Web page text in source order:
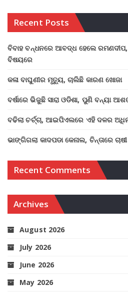
Recent Posts
ବିବାହ ବନ୍ଧନରେ ଆବଦ୍ଧ ହେଲେ ରମଣଦୀପ,
ବିଷୟରେ
କଳା ବାଘୁଣୀର ମୃତ୍ୟୁ, ଚାଲିଛି କାରଣ ଖୋଜା
ବର୍ଷାରେ ଭିଜୁଛି ସାରା ଓଡିଶା, ପୁଣି ବନ୍ୟା
ବଢିଲା ଚର୍ଚ୍ଚା, ଆଇପିଏଲରେ ଏହି ଦଳର
ଭାଙ୍ଗିଗଲା କାଦପଡା କେନାଲ, ଚିନ୍ତାରେ ଚାଷୀ
Recent Comments
Archives
August 2026
July 2026
June 2026
May 2026